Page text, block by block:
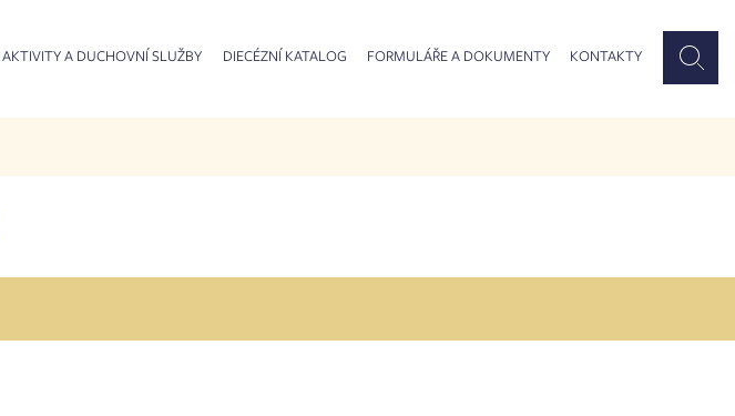
AKTIVITY A DUCHOVNÍ SLUŽBY DIECÉZNÍ KATALOG FORMULÁŘE A DOKUMENTY KONTAKTY